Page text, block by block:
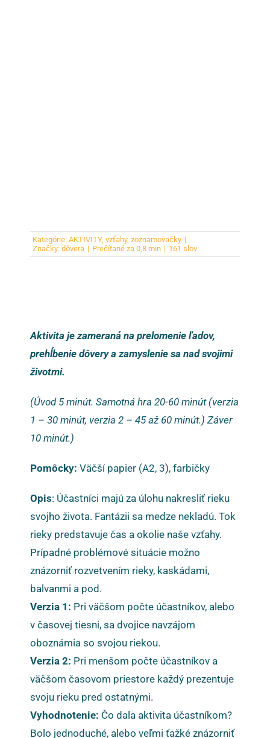
Kategórie:AKTIVITY,vzťahy,zoznamovačky |
Značky:dôvera | Prečítané za 0,8 min | 161 slov
Aktivita je zameraná na prelomenie ľadov,
prehĺbenie dôvery a zamyslenie sa nad svojimi
životmi.
(Úvod 5 minút. Samotná hra 20-60 minút (verzia
1 – 30 minút, verzia 2 – 45 až 60 minút.) Záver
10 minút.)
Pomôcky: Väčší papier (A2, 3), farbičky
Opis: Účastníci majú za úlohu nakresliť rieku
svojho života. Fantázii sa medze nekladú. Tok
rieky predstavuje čas a okolie naše vzťahy.
Prípadné problémové situácie možno
znázorniť rozvetvením rieky, kaskádami,
balvanmi a pod.
Verzia 1: Pri väčšom počte účastníkov, alebo
v časovej tiesni, sa dvojice navzájom
oboznámia so svojou riekou.
Verzia 2: Pri menšom počte účastníkov a
väčšom časovom priestore každý prezentuje
svoju rieku pred ostatnými.
Vyhodnotenie: Čo dala aktivita účastníkom?
Bolo jednoduché, alebo veľmi ťažké znázorniť